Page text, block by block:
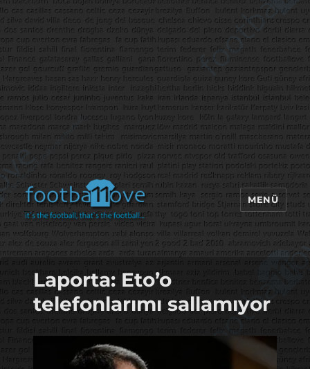
footbaLLove
MENÜ
Laporta: Eto’o
telefonlarımı sallamıyor